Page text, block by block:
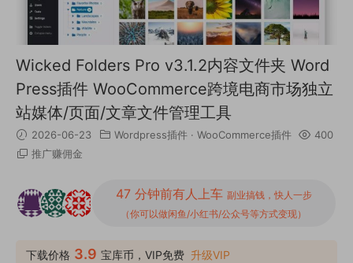
Wicked Folders Pro v3.1.2内容文件夹 Word
Press插件 WooCommerce跨境电商市场独立
站媒体/页面/文章文件管理工具
2026-06-23 Wordpress插件 · WooCommerce插件
400
推广赚佣金
47 分钟前有人上车 副业搞钱，快人一步
（你可以做闲鱼/小红书/公众号等方式变现）
下载价格 3.9 宝库币，VIP免费 升级VIP